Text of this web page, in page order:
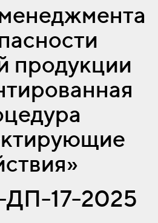
продукции
17-2025